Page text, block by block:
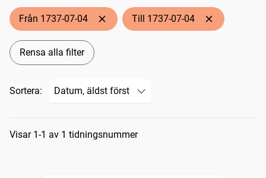
Från 1737-07-04 Till 1737-07-04
Rensa alla filter
Sortera:
Sökresultat
Visar 1-1 av 1 tidningsnummer